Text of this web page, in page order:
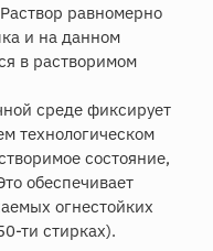
равномерно
и на данном
в растворимом
среде фиксирует
технологическом
состояние,
обеспечивает
огнестойких
ти стирках).